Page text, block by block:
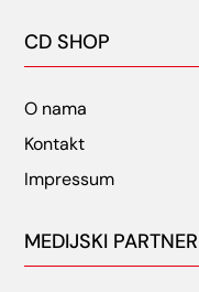
CD SHOP
O nama
Kontakt
Impressum
MEDIJSKI PARTNER